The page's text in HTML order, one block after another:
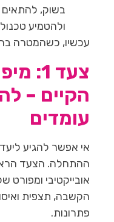
בשוק,
ולהטמיע
עכשיו, כשהמטרה
צעד
הקיים –
עומדים
אי אפשר להגיע
ההתחלה. הצעד
אובייקטיבי
הקשבה, תצפית
פתרונות.